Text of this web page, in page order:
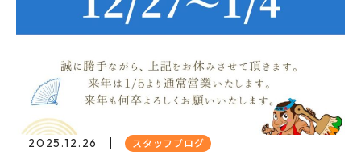
2025.12.26 スタッフブログ